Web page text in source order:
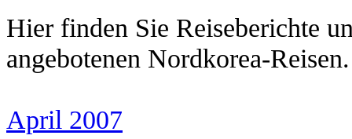
Hier finden Sie Reiseberichte
angebotenen Nordkorea-Reisen.
April 2007